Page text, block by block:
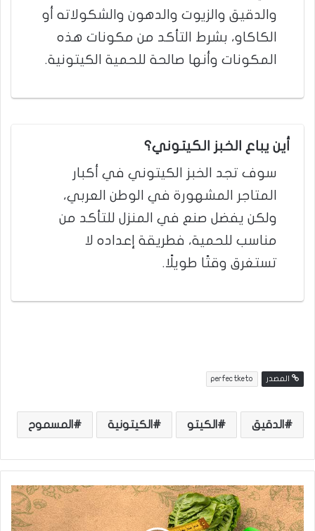
والدقيق والزيوت والدهون والشكولاته أو
الكاكاو، بشرط التأكد من مكونات هذه
المكونات وأنها صالحة للحمية الكيتونية.
أين يباع الخبز الكيتوني؟
سوف تجد الخبز الكيتوني في أكبار
المتاجر المشهورة في الوطن العربي،
ولكن يفضل صنع في المنزل للتأكد من
مناسب للحمية، فطريقة إعداده لا
تستغرق وقتًا طويلًا.
المصدر perfectketo
الدقيق الكيتو الكيتونية المسموح
ح
م
ي